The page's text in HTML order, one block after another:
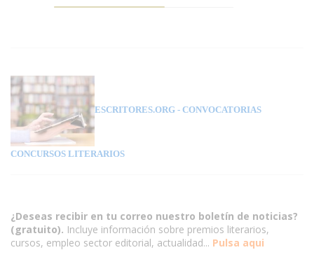
ESCRITORES.ORG - CONVOCATORIAS
CONCURSOS LITERARIOS
¿Deseas recibir en tu correo nuestro boletín de noticias?
(gratuito). Incluye información sobre premios literarios,
cursos, empleo sector editorial, actualidad... Pulsa aqui